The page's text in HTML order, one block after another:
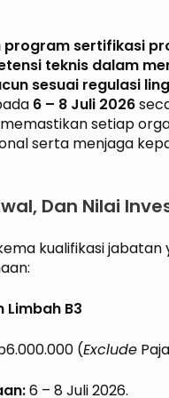
program sertifikasi
teknis dalam
sesuai regulasi
6 – 8 Juli 2026
setiap
serta menjaga
Dan Nilai
kualifikasi
Limbah B3
(Exclude
6 – 8 Juli 2026.